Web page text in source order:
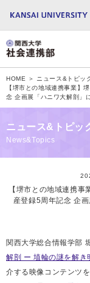
HOME ＞
ニュース&トピッ
【堺市との地域連携事業】
念 企画展「ハニワ大解剖」
ニュース&トピッ
News&Topics
【堺市との地域連携
産登録5周年記念 企
関西大学総合情報学部
解剖 ー 埴輪の謎を解き
介する映像コンテンツ